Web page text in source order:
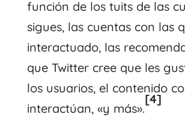
función de los tuits de las
sigues, las cuentas con las
interactuado, las
que Twitter cree que les
los usuarios, el contenido
interactúan, «y más».
[4]